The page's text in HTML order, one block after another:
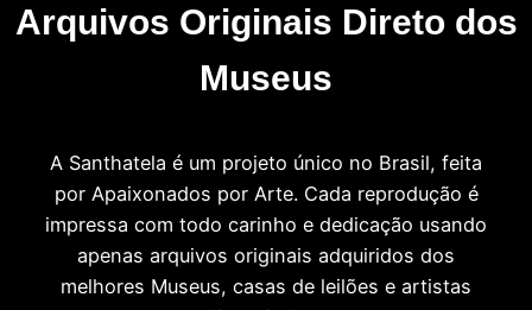
Arquivos Originais Direto dos
Museus
A Santhatela é um projeto único no Brasil, feita
por Apaixonados por Arte. Cada reprodução é
impressa com todo carinho e dedicação usando
apenas arquivos originais adquiridos dos
melhores Museus, casas de leilões e artistas